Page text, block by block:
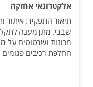
אלקטרונאי אחזקה
תיאור התפקיד: איתור
שבבי. מתן מענה
מכונות ושרטוטים
החלפת רכיבים